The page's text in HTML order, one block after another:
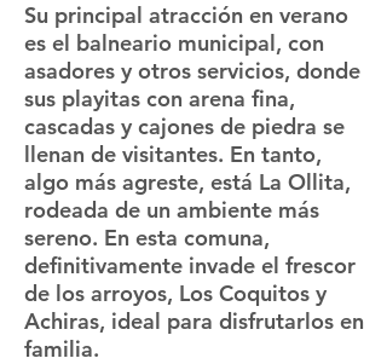
Su principal atracción en verano
es el balneario municipal, con
asadores y otros servicios, donde
sus playitas con arena fina,
cascadas y cajones de piedra se
llenan de visitantes. En tanto,
algo más agreste, está La Ollita,
rodeada de un ambiente más
sereno. En esta comuna,
definitivamente invade el frescor
de los arroyos, Los Coquitos y
Achiras, ideal para disfrutarlos en
familia.